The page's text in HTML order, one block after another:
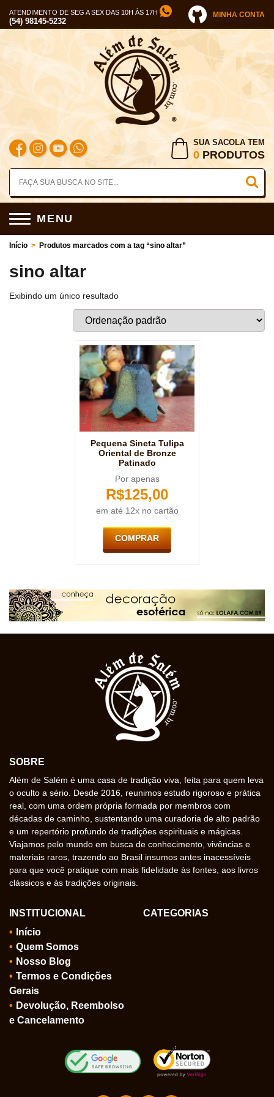
ATENDIMENTO DE SEG A SEX DAS 10H ÀS 17H
(54) 98145-5232
MINHA CONTA
SUA SACOLA TEM
0 PRODUTOS
MENU
Início > Produtos marcados com a tag “sino altar”
sino altar
Exibindo um único resultado
Pequena Sineta Tulipa
Oriental de Bronze
Patinado
Por apenas
R$125,00
em até 12x no cartão
COMPRAR
SOBRE
Além de Salém é uma casa de tradição viva, feita para quem leva
o oculto a sério. Desde 2016, reunimos estudo rigoroso e prática
real, com uma ordem própria formada por membros com
décadas de caminho, sustentando uma curadoria de alto padrão
e um repertório profundo de tradições espirituais e mágicas.
Viajamos pelo mundo em busca de conhecimento, vivências e
materiais raros, trazendo ao Brasil insumos antes inacessíveis
para que você pratique com mais fidelidade às fontes, aos livros
clássicos e às tradições originais.
INSTITUCIONAL
Início
Quem Somos
Nosso Blog
Termos e Condições
Gerais
Devolução, Reembolso
e Cancelamento
CATEGORIAS